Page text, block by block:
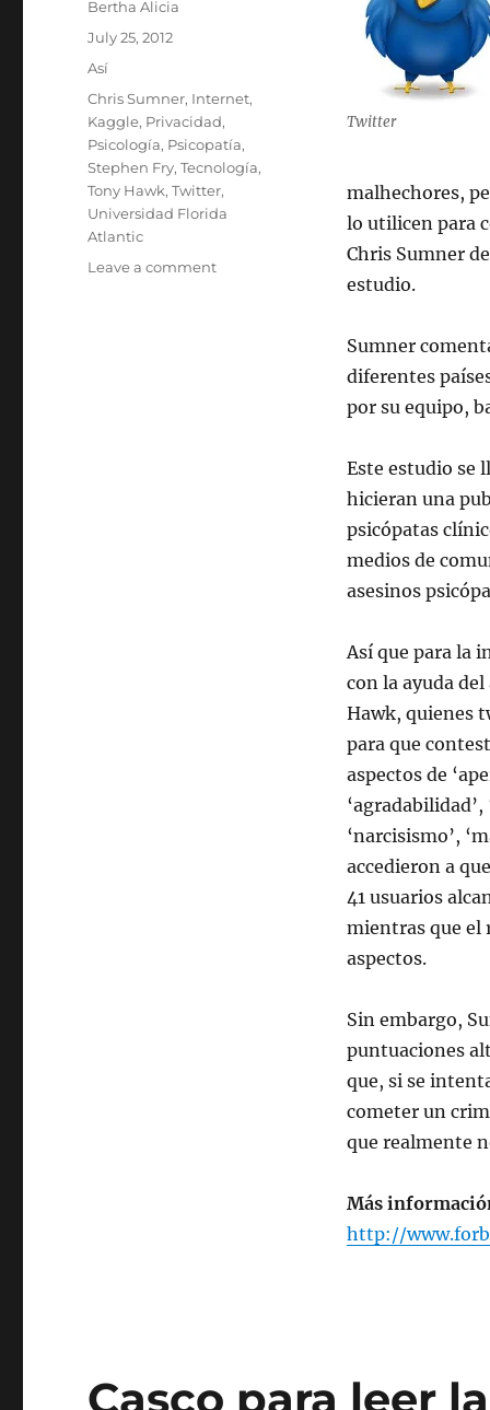
Twitter
malhechores,
lo utilicen para
Chris Sumner
estudio.
Sumner
diferentes
por su equipo,
Este estudio se
hicieran una
psicópatas
medios de
asesinos
Así que para la
con la ayuda
Hawk, quienes
para que
aspectos de
‘narcisismo’,
accedieron a
41 usuarios
mientras que el
aspectos.
Sin embargo,
puntuaciones
que, si se
cometer un
que realmente
Más
http://
Author
Bertha Alicia
Posted
July 25, 2012
Categories
Así
Tags
Chris Sumner, Internet,
Kaggle, Privacidad,
Psicología, Psicopatía,
Stephen Fry,Tecnología,
Tony Hawk,Twitter,
Universidad Florida
Atlantic
Leave a commenton
Casco para leer